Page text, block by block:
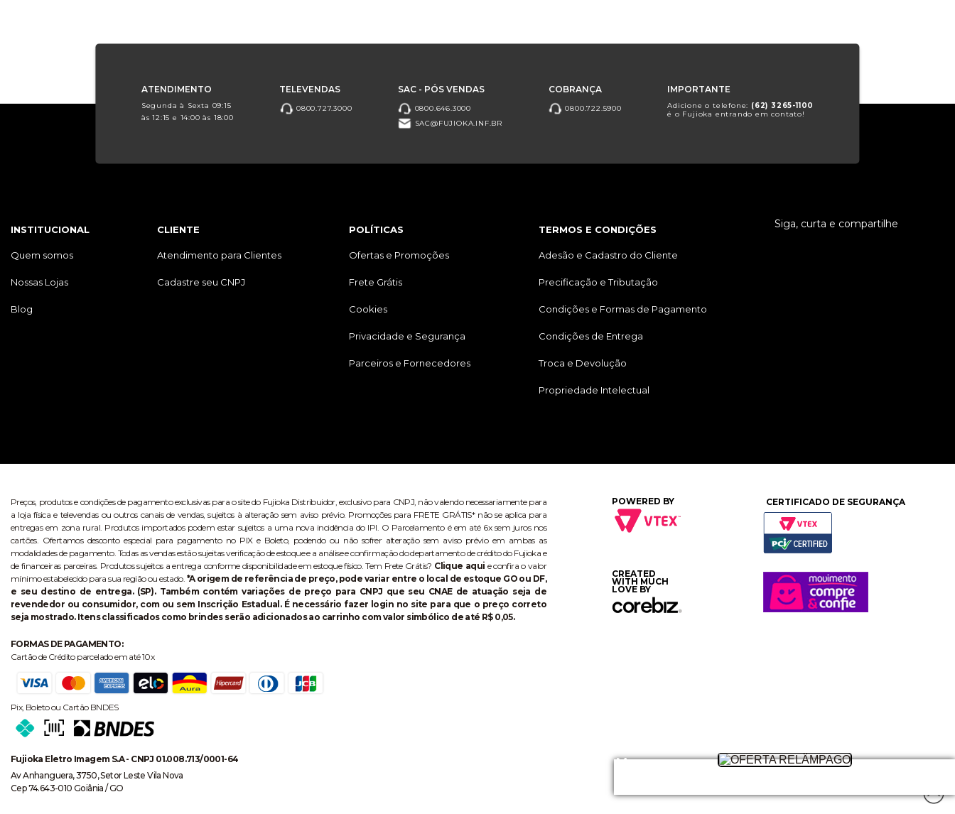
ATENDIMENTO
Segunda à Sexta 09:15
às 12:15 e 14:00 às 18:00
TELEVENDAS
0800.727.3000
SAC - PÓS VENDAS
0800.646.3000
SAC@FUJIOKA.INF.BR
COBRANÇA
0800.722.5900
IMPORTANTE
Adicione o telefone: (62) 3265-1100
é o Fujioka entrando em contato!
INSTITUCIONAL
Quem somos
Nossas Lojas
Blog
CLIENTE
Atendimento para Clientes
Cadastre seu CNPJ
POLÍTICAS
Ofertas e Promoções
Frete Grátis
Cookies
Privacidade e Segurança
Parceiros e Fornecedores
TERMOS E CONDIÇÕES
Adesão e Cadastro do Cliente
Precificação e Tributação
Condições e Formas de Pagamento
Condições de Entrega
Troca e Devolução
Propriedade Intelectual
Siga, curta e compartilhe
Preços, produtos e condições de pagamento exclusivas para o site do Fujioka Distribuidor, exclusivo para CNPJ, não valendo necessariamente para
a loja física e televendas ou outros canais de vendas, sujeitos à alteração sem aviso prévio. Promoções para FRETE GRÁTIS* não se aplica para
entregas em zona rural. Produtos importados podem estar sujeitos a uma nova incidência do IPI. O Parcelamento é em até 6x sem juros nos
cartões. Ofertamos desconto especial para pagamento no PIX e Boleto, podendo ou não sofrer alteração sem aviso prévio em ambas as
modalidades de pagamento. Todas as vendas estão sujeitas verificação de estoque e a análise e confirmação do departamento de crédito do Fujioka e
de financeiras parceiras. Produtos sujeitos a entrega conforme disponibilidade em estoque físico. Tem Frete Grátis? Clique aqui e confira o valor
mínimo estabelecido para sua região ou estado. *A origem de referência de preço, pode variar entre o local de estoque GO ou DF,
e seu destino de entrega. (SP). Também contém variações de preço para CNPJ que seu CNAE de atuação seja de
revendedor ou consumidor, com ou sem Inscrição Estadual. É necessário fazer login no site para que o preço correto
seja mostrado. Itens classificados como brindes serão adicionados ao carrinho com valor simbólico de até R$ 0,05.
FORMAS DE PAGAMENTO:
Cartão de Crédito parcelado em até 10x
Pix, Boleto ou Cartão BNDES
Fujioka Eletro Imagem S.A - CNPJ 01.008.713/0001-64
Av Anhanguera, 3750, Setor Leste Vila Nova
Cep 74.643-010 Goiânia / GO
POWERED BY
CREATED
WITH MUCH
LOVE BY
CERTIFICADO DE SEGURANÇA